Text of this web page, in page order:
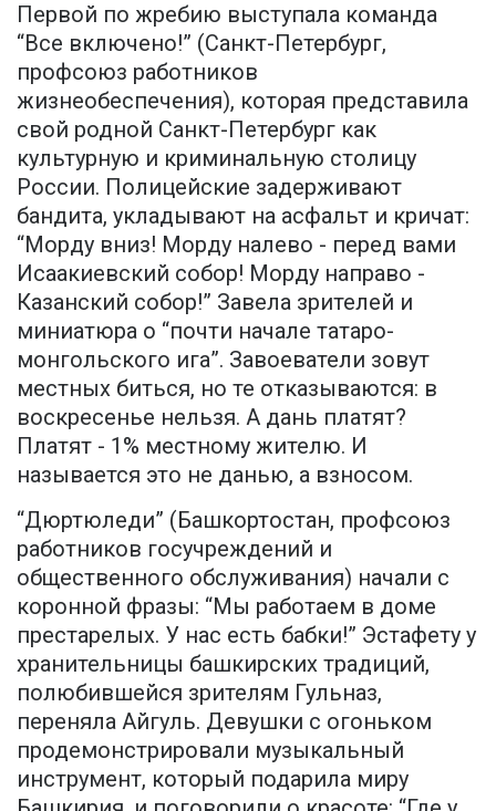
Первой по жребию выступала команда
“Все включено!” (Санкт-Петербург,
профсоюз работников
жизнеобеспечения), которая представила
свой родной Санкт-Петербург как
культурную и криминальную столицу
России. Полицейские задерживают
бандита, укладывают на асфальт и кричат:
“Морду вниз! Морду налево - перед вами
Исаакиевский собор! Морду направо -
Казанский собор!” Завела зрителей и
миниатюра о “почти начале татаро-
монгольского ига”. Завоеватели зовут
местных биться, но те отказываются: в
воскресенье нельзя. А дань платят?
Платят - 1% местному жителю. И
называется это не данью, а взносом.
“Дюртюледи” (Башкортостан, профсоюз
работников госучреждений и
общественного обслуживания) начали с
коронной фразы: “Мы работаем в доме
престарелых. У нас есть бабки!” Эстафету у
хранительницы башкирских традиций,
полюбившейся зрителям Гульназ,
переняла Айгуль. Девушки с огоньком
продемонстрировали музыкальный
инструмент, который подарила миру